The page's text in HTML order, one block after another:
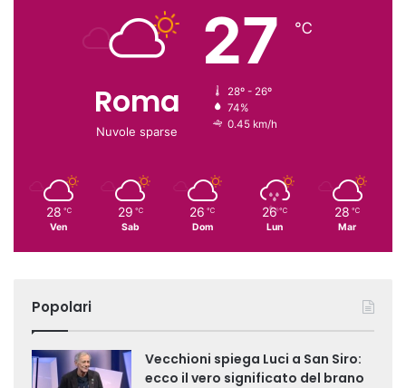
Roma
Nuvole sparse
27 ℃
28º - 26º
74%
0.45 km/h
28 ℃
Ven
29 ℃
Sab
26 ℃
Dom
26 ℃
Lun
28 ℃
Mar
Popolari
Vecchioni spiega Luci a San Siro:
ecco il vero significato del brano